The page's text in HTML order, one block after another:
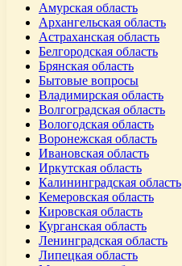
Амурская область
Архангельская область
Астраханская область
Белгородская область
Брянская область
Бытовые вопросы
Владимирская область
Волгоградская область
Вологодская область
Воронежская область
Ивановская область
Иркутская область
Калининградская область
Кемеровская область
Кировская область
Курганская область
Ленинградская область
Липецкая область